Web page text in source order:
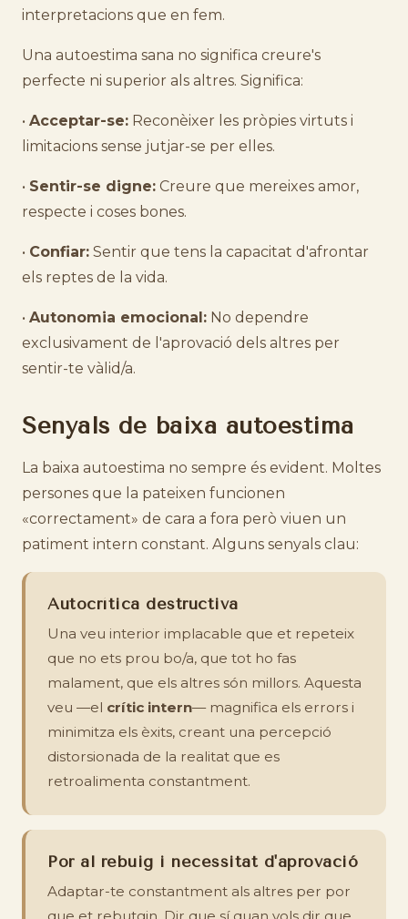
interpretacions que en fem.
Una autoestima sana no significa creure's
perfecte ni superior als altres. Significa:
• Acceptar-se: Reconèixer les pròpies virtuts i
limitacions sense jutjar-se per elles.
• Sentir-se digne: Creure que mereixes amor,
respecte i coses bones.
• Confiar: Sentir que tens la capacitat d'afrontar
els reptes de la vida.
• Autonomia emocional: No dependre
exclusivament de l'aprovació dels altres per
sentir-te vàlid/a.
Senyals de baixa autoestima
La baixa autoestima no sempre és evident. Moltes
persones que la pateixen funcionen
«correctament» de cara a fora però viuen un
patiment intern constant. Alguns senyals clau:
Autocrítica destructiva
Una veu interior implacable que et repeteix
que no ets prou bo/a, que tot ho fas
malament, que els altres són millors. Aquesta
veu —el crític intern— magnifica els errors i
minimitza els èxits, creant una percepció
distorsionada de la realitat que es
retroalimenta constantment.
Por al rebuig i necessitat d'aprovació
Adaptar-te constantment als altres per por